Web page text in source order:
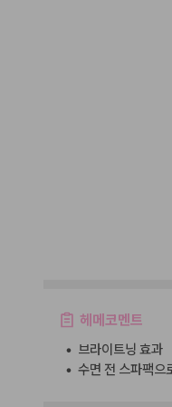
헤메코멘트
• 브라이트닝 효과
• 수면 전 스파팩으